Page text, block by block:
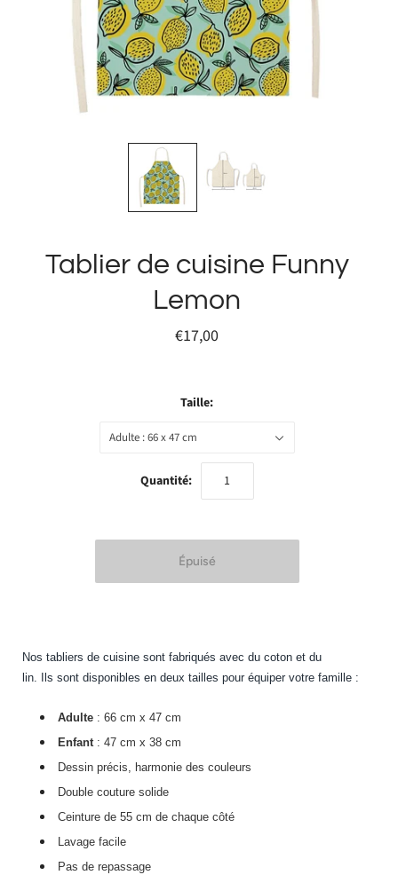
Tablier de cuisine Funny
Lemon
€17,00
Taille:
Adulte : 66 x 47 cm
Quantité:
Nos tabliers de cuisine sont fabriqués avec du coton et du
lin. Ils sont disponibles en deux tailles pour équiper votre famille :
Adulte : 66 cm x 47 cm
Enfant : 47 cm x 38 cm
Dessin précis, harmonie des couleurs
Double couture solide
Ceinture de 55 cm de chaque côté
Lavage facile
Pas de repassage